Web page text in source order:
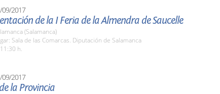
09/2017
de la I Feria de la Almendra de Saucelle
(Salamanca)
Sala de las Comarcas. Diputación de Salamanca
h.
09/2017
la Provincia